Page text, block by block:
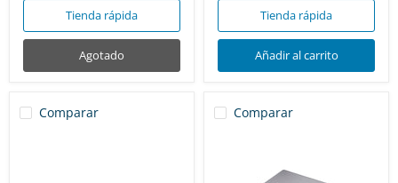
Tienda rápida
Agotado
Tienda rápida
Añadir al carrito
Comparar Comparar